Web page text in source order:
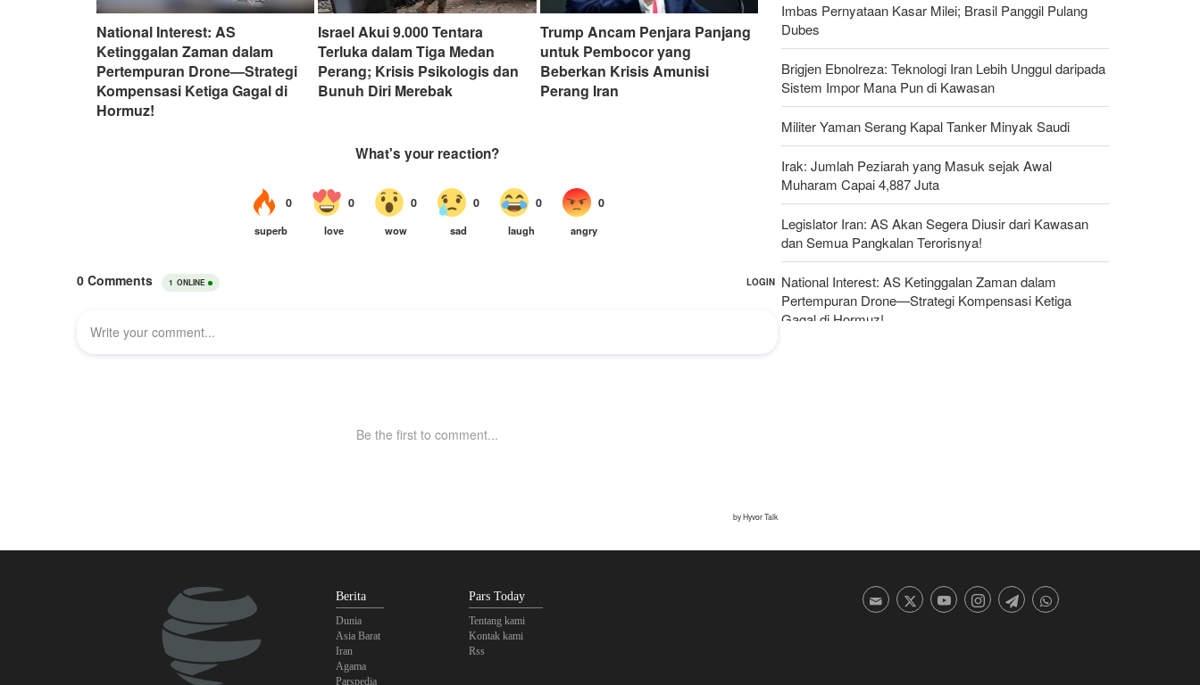
National Interest: AS
Ketinggalan Zaman dalam
Pertempuran Drone—Strategi
Kompensasi Ketiga Gagal di
Hormuz!
Israel Akui 9.000 Tentara
Terluka dalam Tiga Medan
Perang; Krisis Psikologis dan
Bunuh Diri Merebak
Trump Ancam Penjara Panjang
untuk Pembocor yang
Beberkan Krisis Amunisi
Perang Iran
Imbas Pernyataan Kasar Milei; Brasil Panggil Pulang
Dubes
Brigjen Ebnolreza: Teknologi Iran Lebih Unggul daripada
Sistem Impor Mana Pun di Kawasan
Militer Yaman Serang Kapal Tanker Minyak Saudi
Irak: Jumlah Peziarah yang Masuk sejak Awal
Muharam Capai 4,887 Juta
Legislator Iran: AS Akan Segera Diusir dari Kawasan
dan Semua Pangkalan Terorisnya!
National Interest: AS Ketinggalan Zaman dalam
Pertempuran Drone—Strategi Kompensasi Ketiga
Gagal di Hormuz!
Berita
Dunia
Asia Barat
Iran
Agama
Parspedia
Pars Today
Tentang kami
Kontak kami
Rss